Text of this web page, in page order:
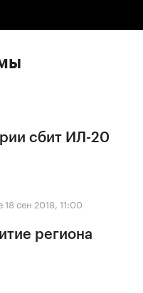
сбит ИЛ-20
18 сен 2018, 11:00
региона